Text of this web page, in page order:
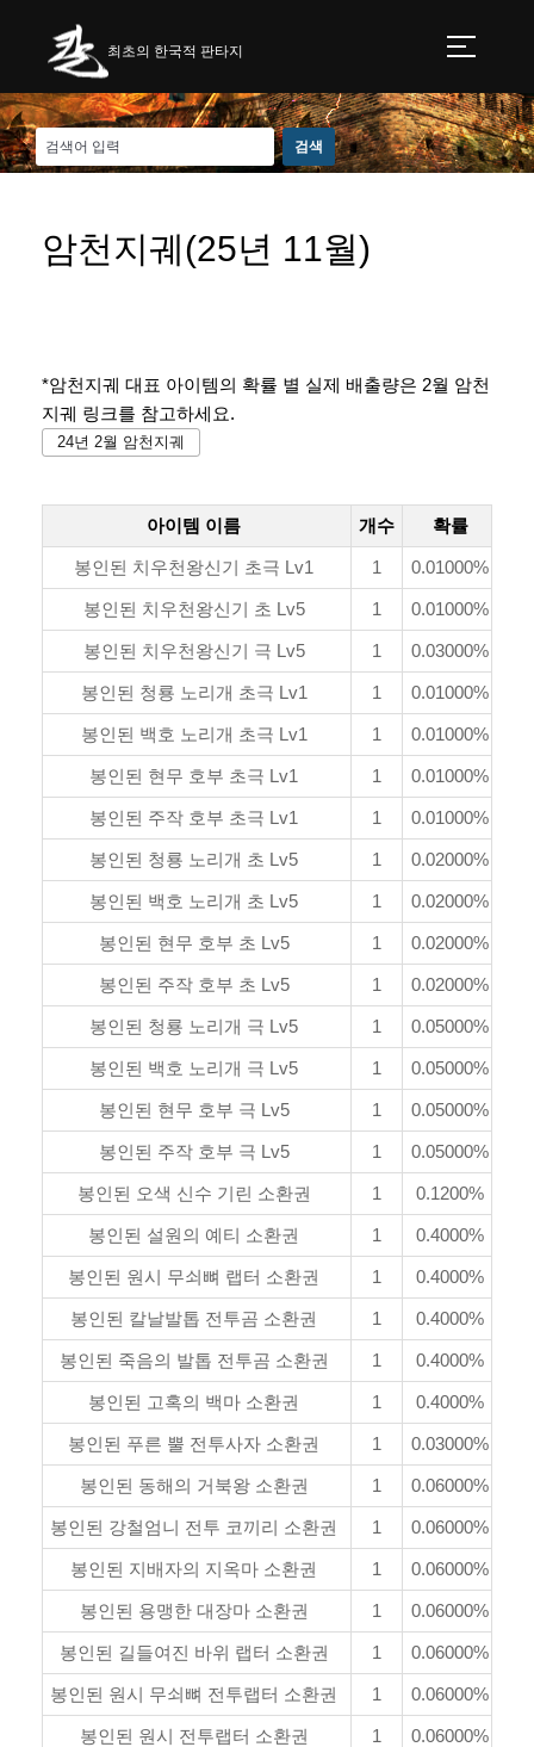
최초의 한국적 판타지
암천지궤(25년 11월)
*암천지궤 대표 아이템의 확률 별 실제 배출량은 2월 암천
지궤 링크를 참고하세요.
24년 2월 암천지궤
아이템 이름 개수 확률
봉인된 치우천왕신기 초극 Lv1 1 0.01000%
봉인된 치우천왕신기 초 Lv5 1 0.01000%
봉인된 치우천왕신기 극 Lv5 1 0.03000%
봉인된 청룡 노리개 초극 Lv1 1 0.01000%
봉인된 백호 노리개 초극 Lv1 1 0.01000%
봉인된 현무 호부 초극 Lv1 1 0.01000%
봉인된 주작 호부 초극 Lv1 1 0.01000%
봉인된 청룡 노리개 초 Lv5 1 0.02000%
봉인된 백호 노리개 초 Lv5 1 0.02000%
봉인된 현무 호부 초 Lv5 1 0.02000%
봉인된 주작 호부 초 Lv5 1 0.02000%
봉인된 청룡 노리개 극 Lv5 1 0.05000%
봉인된 백호 노리개 극 Lv5 1 0.05000%
봉인된 현무 호부 극 Lv5 1 0.05000%
봉인된 주작 호부 극 Lv5 1 0.05000%
봉인된 오색 신수 기린 소환권 1 0.1200%
봉인된 설원의 예티 소환권 1 0.4000%
봉인된 원시 무쇠뼈 랩터 소환권 1 0.4000%
봉인된 칼날발톱 전투곰 소환권 1 0.4000%
봉인된 죽음의 발톱 전투곰 소환권 1 0.4000%
봉인된 고혹의 백마 소환권 1 0.4000%
봉인된 푸른 뿔 전투사자 소환권 1 0.03000%
봉인된 동해의 거북왕 소환권 1 0.06000%
봉인된 강철엄니 전투 코끼리 소환권 1 0.06000%
봉인된 지배자의 지옥마 소환권 1 0.06000%
봉인된 용맹한 대장마 소환권 1 0.06000%
봉인된 길들여진 바위 랩터 소환권 1 0.06000%
봉인된 원시 무쇠뼈 전투랩터 소환권 1 0.06000%
봉인된 원시 전투랩터 소환권 1 0.06000%